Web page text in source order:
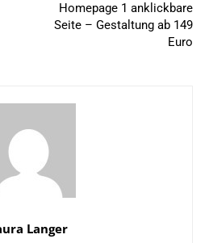
Homepage 1 anklickbare
Seite – Gestaltung ab 149
Euro
Langer